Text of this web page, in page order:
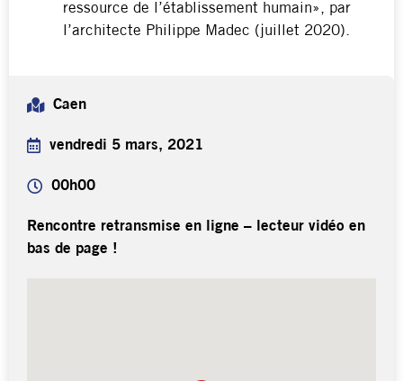
ressource de l’établissement humain», par
l’architecte Philippe Madec (juillet 2020).
Caen
vendredi 5 mars, 2021
00h00
Rencontre retransmise en ligne – lecteur vidéo en
bas de page !